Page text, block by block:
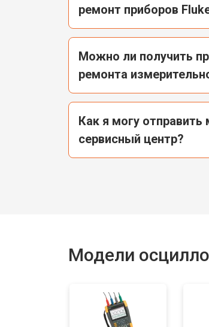
ремонт приборов
Можно ли получить
ремонта
Как я могу
сервисный центр?
Модели